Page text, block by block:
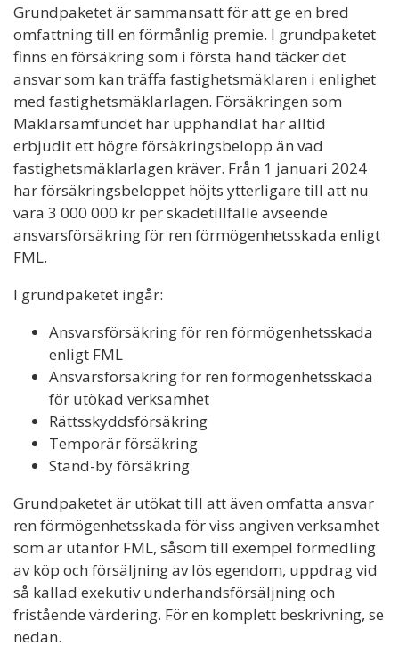
Grundpaketet är sammansatt för att ge en bred
omfattning till en förmånlig premie. I grundpaketet
finns en försäkring som i första hand täcker det
ansvar som kan träffa fastighetsmäklaren i enlighet
med fastighetsmäklarlagen. Försäkringen som
Mäklarsamfundet har upphandlat har alltid
erbjudit ett högre försäkringsbelopp än vad
fastighetsmäklarlagen kräver. Från 1 januari 2024
har försäkringsbeloppet höjts ytterligare till att nu
vara 3 000 000 kr per skadetillfälle avseende
ansvarsförsäkring för ren förmögenhetsskada enligt
FML.
I grundpaketet ingår:
Ansvarsförsäkring för ren förmögenhetsskada
enligt FML
Ansvarsförsäkring för ren förmögenhetsskada
för utökad verksamhet
Rättsskyddsförsäkring
Temporär försäkring
Stand-by försäkring
Grundpaketet är utökat till att även omfatta ansvar
ren förmögenhetsskada för viss angiven verksamhet
som är utanför FML, såsom till exempel förmedling
av köp och försäljning av lös egendom, uppdrag vid
så kallad exekutiv underhandsförsäljning och
fristående värdering. För en komplett beskrivning, se
nedan.